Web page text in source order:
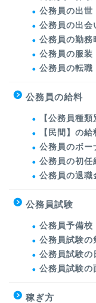
公務員の出世
公務員の出会
公務員の勤務
公務員の服装
公務員の転職
公務員の給料
【公務員種
【民間】の
公務員のボー
公務員の初任
公務員の退職
公務員試験
公務員予備校
公務員試験の
公務員試験の
公務員試験の
稼ぎ方